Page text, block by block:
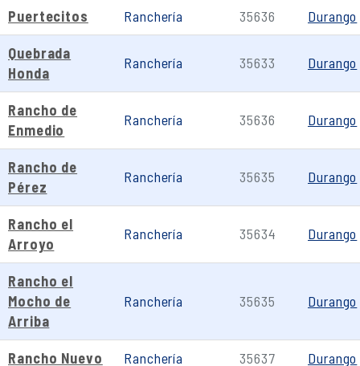
Puertecitos Ranchería 35636 Durango
Quebrada
Honda
Ranchería 35633 Durango
Rancho de
Enmedio
Ranchería 35636 Durango
Rancho de
Pérez
Ranchería 35635 Durango
Rancho el
Arroyo
Ranchería 35634 Durango
Rancho el
Mocho de
Arriba
Ranchería 35635 Durango
Rancho Nuevo Ranchería 35637 Durango